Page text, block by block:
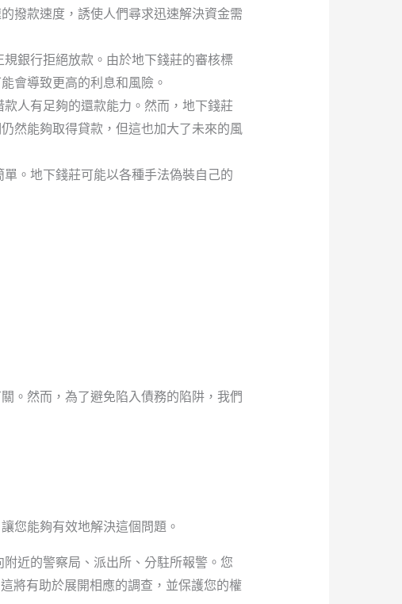
撥款速度，誘使人們尋求迅速解決資金需
銀行拒絕放款。由於地下錢莊的審核標
會導致更高的利息和風險。
人有足夠的還款能力。然而，地下錢莊
然能夠取得貸款，但這也加大了未來的風
。地下錢莊可能以各種手法偽裝自己的
。然而，為了避免陷入債務的陷阱，我們
您能夠有效地解決這個問題。
近的警察局、派出所、分駐所報警。您
將有助於展開相應的調查，並保護您的權